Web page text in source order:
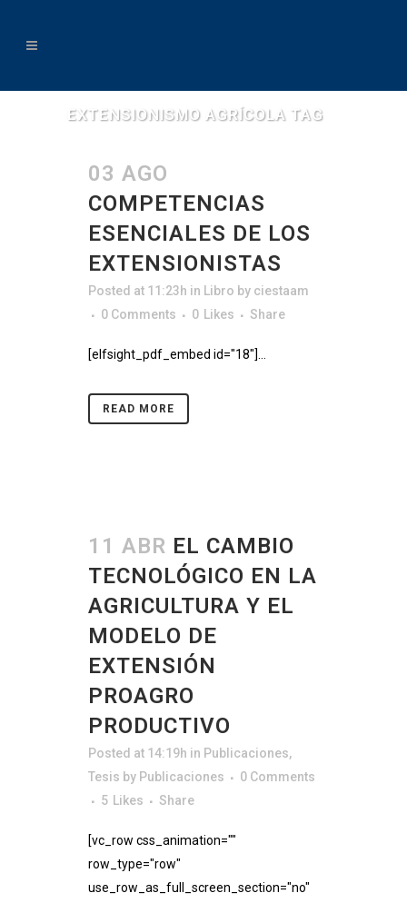
EXTENSIONISMO AGRÍCOLA TAG
03 AGO
COMPETENCIAS
ESENCIALES DE LOS
EXTENSIONISTAS
Posted at 11:23h in Libro by ciestaam
0 Comments
0 Likes Share
[elfsight_pdf_embed id="18"]...
READ MORE
11 ABR EL CAMBIO
TECNOLÓGICO EN LA
AGRICULTURA Y EL
MODELO DE
EXTENSIÓN
PROAGRO
PRODUCTIVO
Posted at 14:19h in Publicaciones,
Tesis by Publicaciones
0 Comments
5 Likes Share
[vc_row css_animation=""
row_type="row"
use_row_as_full_screen_section="no"